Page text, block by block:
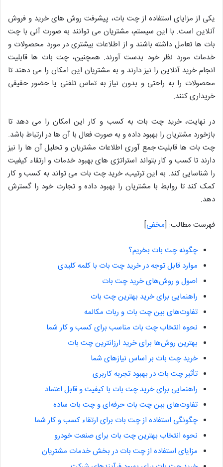
یکی از مزایای استفاده از چت بات، پیشرفت روش های خرید و فروش
آنلاین است. با این سیستم، مشتریان می توانند به صورت آنی با چت
بات ها تعامل داشته باشند و از اطلاعات بیشتری در مورد محصولات و
خدمات مورد نظر خود بدست آورند. همچنین، چت بات ها قابلیت
انجام خرید آنلاین را نیز دارند و به مشتریان این امکان را می دهند تا
محصولات را به راحتی و بدون نیاز به تماس تلفنی یا حضور حقیقی
خریداری کنند.
در نهایت، خرید چت بات به کسب و کار این امکان را می دهد تا
بازخورد مشتریان را بهبود داده و به صورت فعال با آن ها در ارتباط باشد.
چت بات ها قابلیت جمع آوری اطلاعات مشتریان و تحلیل آن ها را نیز
دارند تا کسب و کار بتواند استراتژی های بهبود خدمات و ارتقاء کیفیت
را شناسایی کند. به این ترتیب، خرید چت بات می تواند به کسب و کار
کمک کند تا روابط با مشتریان را بهبود داده و تجارت خود را گسترش
دهد.
فهرست مطالب: [مخفی]
چگونه چت بات بخریم؟
موارد قابل توجه در خرید چت بات با کلمه کلیدی
اصول و روش‌های خرید چت بات
راهنمایی برای خرید بهترین چت بات
تفاوت‌های بین چت بات و ربات مکالمه
نحوه انتخاب چت بات مناسب برای کسب و کار شما
بهترین روش‌ها برای خرید ارزانترین چت بات
خرید چت بات بر اساس نیازهای شما
تأثیر چت بات در بهبود تجربه کاربری
راهنمایی برای خرید چت بات با کیفیت و قابل اعتماد
تفاوت‌های بین چت بات حرفه‌ای و چت بات ساده
چگونگی استفاده از چت بات برای ارتقاء کسب و کار شما
نحوه انتخاب بهترین چت بات برای صنعت خودرو
مزایای استفاده از چت بات در بخش خدمات مشتریان